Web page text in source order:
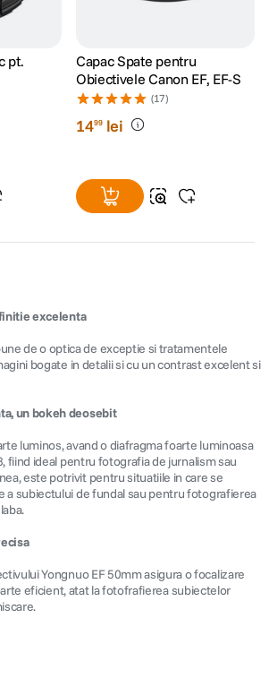
pt.
Capac Spate pentru
Obiectivele Canon EF, EF-S
(17)
1499 lei
excelenta
de o optica de exceptie si tratamentele
bogate in detalii si cu un contrast excelent si
un bokeh deosebit
luminos, avand o diafragma foarte luminoasa
fiind ideal pentru fotografia de jurnalism sau
este potrivit pentru situatiile in care se
a subiectului de fundal sau pentru fotografierea
Yongnuo EF 50mm asigura o focalizare
eficient, atat la fotofrafierea subiectelor